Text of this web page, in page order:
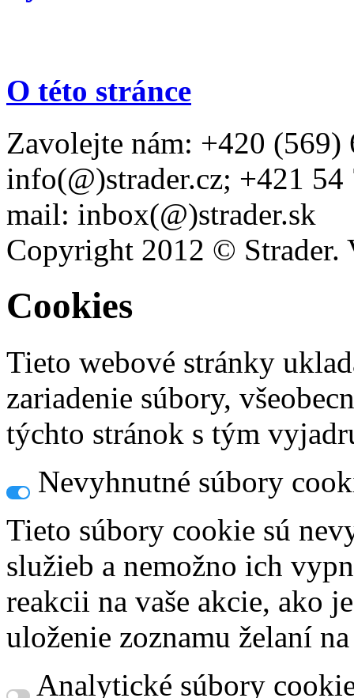
O této stránce
Zavolejte nám: +420 (569)
info(@)strader.cz; +421
mail: inbox(@)strader.sk
Copyright 2012 © Strader.
Cookies
Tieto webové stránky
zariadenie súbory,
týchto stránok s tým
Nevyhnutné súbory
Tieto súbory cookie sú
služieb a nemožno ich
reakcii na vaše akcie, ako
uloženie zoznamu želaní
Analytické súbory